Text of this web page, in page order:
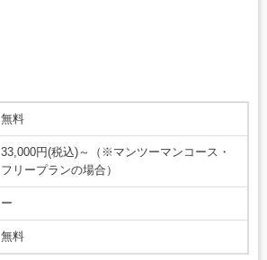
無料
33,000円(税込)～（※マンツーマンコース・
フリープランの場合）
ー
無料